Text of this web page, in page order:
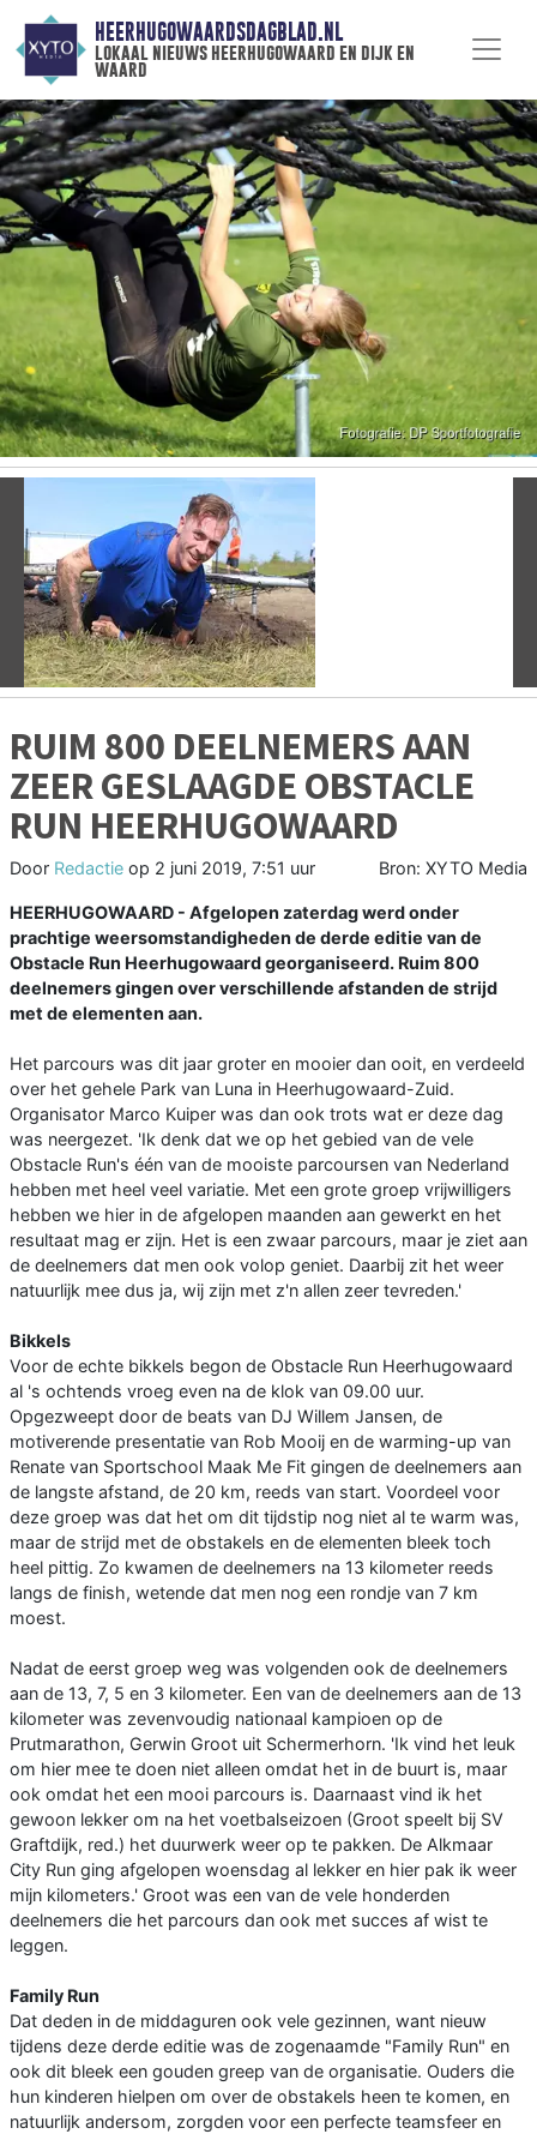
HEERHUGOWAARDSDAGBLAD.NL
lokaal nieuws heerhugowaard en dijk en
waard
Vorige
RUIM 800 DEELNEMERS AAN
ZEER GESLAAGDE OBSTACLE
RUN HEERHUGOWAARD
Door Redactie op 2 juni 2019, 7:51 uur Bron: XYTO Media
HEERHUGOWAARD - Afgelopen zaterdag werd onder
prachtige weersomstandigheden de derde editie van de
Obstacle Run Heerhugowaard georganiseerd. Ruim 800
deelnemers gingen over verschillende afstanden de strijd
met de elementen aan.
Het parcours was dit jaar groter en mooier dan ooit, en verdeeld
over het gehele Park van Luna in Heerhugowaard-Zuid.
Organisator Marco Kuiper was dan ook trots wat er deze dag
was neergezet. 'Ik denk dat we op het gebied van de vele
Obstacle Run's één van de mooiste parcoursen van Nederland
hebben met heel veel variatie. Met een grote groep vrijwilligers
hebben we hier in de afgelopen maanden aan gewerkt en het
resultaat mag er zijn. Het is een zwaar parcours, maar je ziet aan
de deelnemers dat men ook volop geniet. Daarbij zit het weer
natuurlijk mee dus ja, wij zijn met z'n allen zeer tevreden.'
Bikkels
Voor de echte bikkels begon de Obstacle Run Heerhugowaard
al 's ochtends vroeg even na de klok van 09.00 uur.
Opgezweept door de beats van DJ Willem Jansen, de
motiverende presentatie van Rob Mooij en de warming-up van
Renate van Sportschool Maak Me Fit gingen de deelnemers aan
de langste afstand, de 20 km, reeds van start. Voordeel voor
deze groep was dat het om dit tijdstip nog niet al te warm was,
maar de strijd met de obstakels en de elementen bleek toch
heel pittig. Zo kwamen de deelnemers na 13 kilometer reeds
langs de finish, wetende dat men nog een rondje van 7 km
moest.
Nadat de eerst groep weg was volgenden ook de deelnemers
aan de 13, 7, 5 en 3 kilometer. Een van de deelnemers aan de 13
kilometer was zevenvoudig nationaal kampioen op de
Prutmarathon, Gerwin Groot uit Schermerhorn. 'Ik vind het leuk
om hier mee te doen niet alleen omdat het in de buurt is, maar
ook omdat het een mooi parcours is. Daarnaast vind ik het
gewoon lekker om na het voetbalseizoen (Groot speelt bij SV
Graftdijk, red.) het duurwerk weer op te pakken. De Alkmaar
City Run ging afgelopen woensdag al lekker en hier pak ik weer
mijn kilometers.' Groot was een van de vele honderden
deelnemers die het parcours dan ook met succes af wist te
leggen.
Family Run
Dat deden in de middaguren ook vele gezinnen, want nieuw
tijdens deze derde editie was de zogenaamde "Family Run" en
ook dit bleek een gouden greep van de organisatie. Ouders die
hun kinderen hielpen om over de obstakels heen te komen, en
natuurlijk andersom, zorgden voor een perfecte teamsfeer en